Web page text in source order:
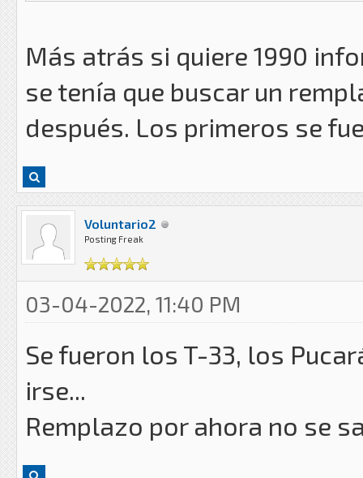
Más atrás si quiere 1990
se tenía que buscar un
después. Los primeros se
Voluntario2
Posting Freak
03-04-2022, 11:40 PM
Se fueron los T-33, los
irse...
Remplazo por ahora no se